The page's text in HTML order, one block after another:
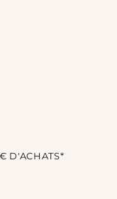
D'ACHATS*